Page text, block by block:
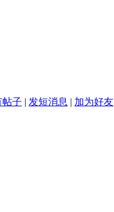
帖子 | 发短消息 | 加为好友